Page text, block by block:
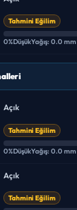
Tahmini Eğilim
0%DüşükYağış: 0.0 mm
Açık
Tahmini Eğilim
0%DüşükYağış: 0.0 mm
Açık
Tahmini Eğilim